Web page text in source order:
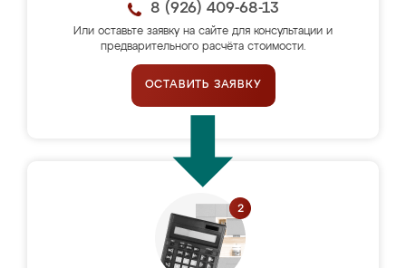
8 (926) 409-68-13
Или оставьте заявку на сайте для консультации и
предварительного расчёта стоимости.
ОСТАВИТЬ ЗАЯВКУ